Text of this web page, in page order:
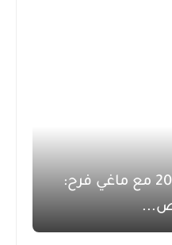
مفاجآت أغسطس 2026 مع ماغي فرح: